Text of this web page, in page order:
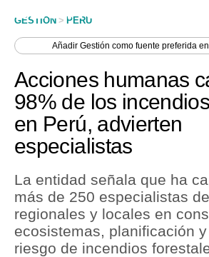
Economía
Mercados
Perú
Política
Tu Dinero
Finanzas Personales
GESTION > PERU
AñadirGestión como fuente preferida en
Acciones humanas
98% de los
en Perú, advierten
especialistas
La entidad señala que ha
más de 250 especialistas
regionales y locales en
ecosistemas, planificación
riesgo de incendios